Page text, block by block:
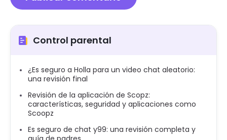
Control parental
¿Es seguro a Holla para un video chat aleatorio:
una revisión final
Revisión de la aplicación de Scopz:
características, seguridad y aplicaciones como
Scoopz
Es seguro de chat y99: una revisión completa y